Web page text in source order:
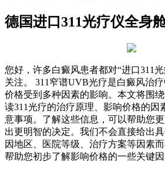
德国进口311光疗仪全身
您好，许多白癜风患者都对“进口311
关注。 311窄谱UVB光疗是白癜风治
价格受到多种因素的影响。本文将围
读311光疗的治疗原理、影响价格的因
意事项。了解这些信息，可以帮助您
出更明智的决定。我们不会直接给出
因地区、医院等级、治疗方案等因素
帮助您初步了解影响价格的一些关键因